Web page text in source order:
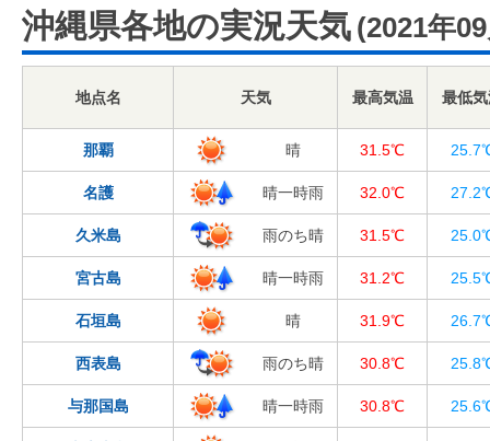
沖縄県各地の実況天気 (2021年
地点名 天気 最高気温 最低
那覇 晴 31.5℃
名護 晴一時雨 32.0℃
久米島 雨のち晴 31.5℃
宮古島 晴一時雨 31.2℃
石垣島 晴 31.9℃
西表島 雨のち晴 30.8℃
与那国島 晴一時雨 30.8℃